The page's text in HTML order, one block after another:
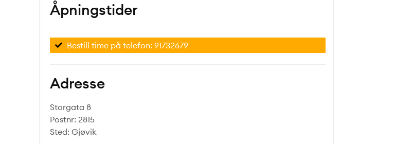
Åpningstider
Bestill time på telefon: 91732679
Adresse
Storgata 8
Postnr: 2815
Sted: Gjøvik